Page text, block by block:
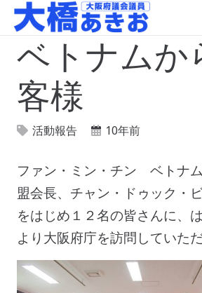
ベトナムか
客様
活動報告 10年前
ファン・ミン・チン ベトナ
盟会長、チャン・ドゥック・
をはじめ１２名の皆さんに、
より大阪府庁を訪問していただ